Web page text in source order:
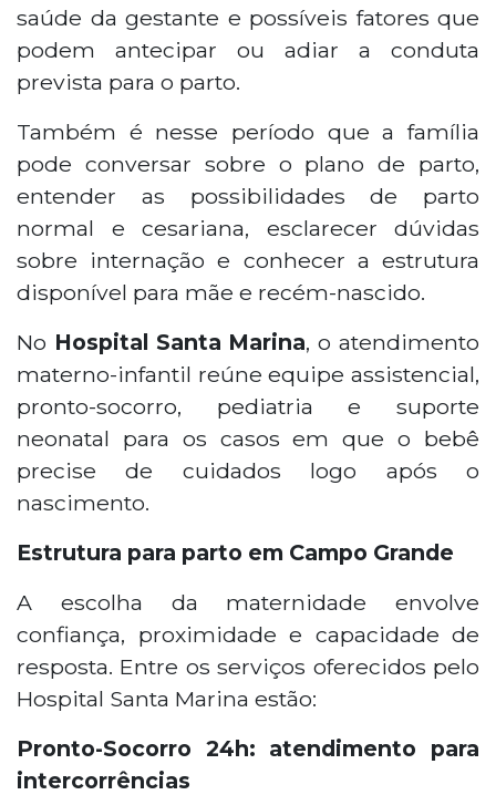
saúde da gestante e possíveis fatores que
podem antecipar ou adiar a conduta
prevista para o parto.
Também é nesse período que a família
pode conversar sobre o plano de parto,
entender as possibilidades de parto
normal e cesariana, esclarecer dúvidas
sobre internação e conhecer a estrutura
disponível para mãe e recém-nascido.
No Hospital Santa Marina, o atendimento
materno-infantil reúne equipe assistencial,
pronto-socorro, pediatria e suporte
neonatal para os casos em que o bebê
precise de cuidados logo após o
nascimento.
Estrutura para parto em Campo Grande
A escolha da maternidade envolve
confiança, proximidade e capacidade de
resposta. Entre os serviços oferecidos pelo
Hospital Santa Marina estão:
Pronto-Socorro 24h: atendimento para
intercorrências